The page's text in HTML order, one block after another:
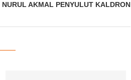
NURUL AKMAL PENYULUT KALDRON